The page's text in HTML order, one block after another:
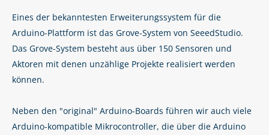
Eines der bekanntesten Erweiterungssystem für die
Arduino-Plattform ist das Grove-System von SeeedStudio.
Das Grove-System besteht aus über 150 Sensoren und
Aktoren mit denen unzählige Projekte realisiert werden
können.
Neben den "original" Arduino-Boards führen wir auch viele
Arduino-kompatible Mikrocontroller, die über die Arduino